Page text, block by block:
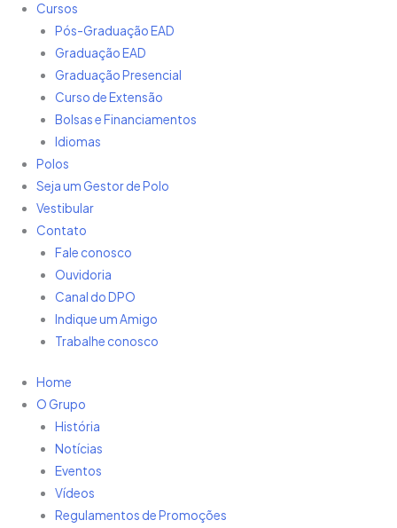
Cursos
Pós-Graduação EAD
Graduação EAD
Graduação Presencial
Curso de Extensão
Bolsas e Financiamentos
Idiomas
Polos
Seja um Gestor de Polo
Vestibular
Contato
Fale conosco
Ouvidoria
Canal do DPO
Indique um Amigo
Trabalhe conosco
Home
O Grupo
História
Notícias
Eventos
Vídeos
Regulamentos de Promoções